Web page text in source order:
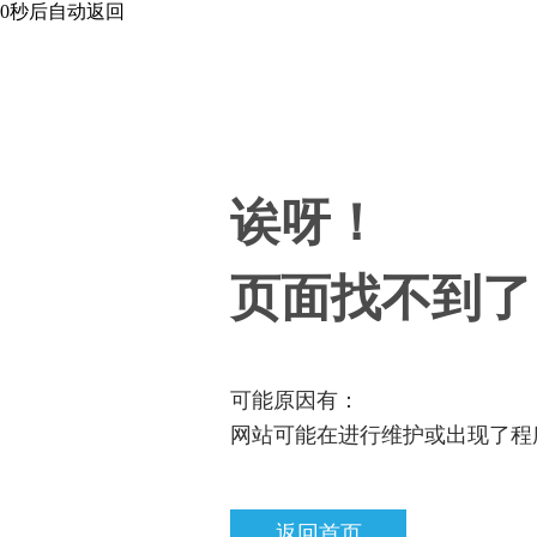
0秒后自动返回
诶呀！
页面找不到了
可能原因有：
网站可能在进行维护或出现了